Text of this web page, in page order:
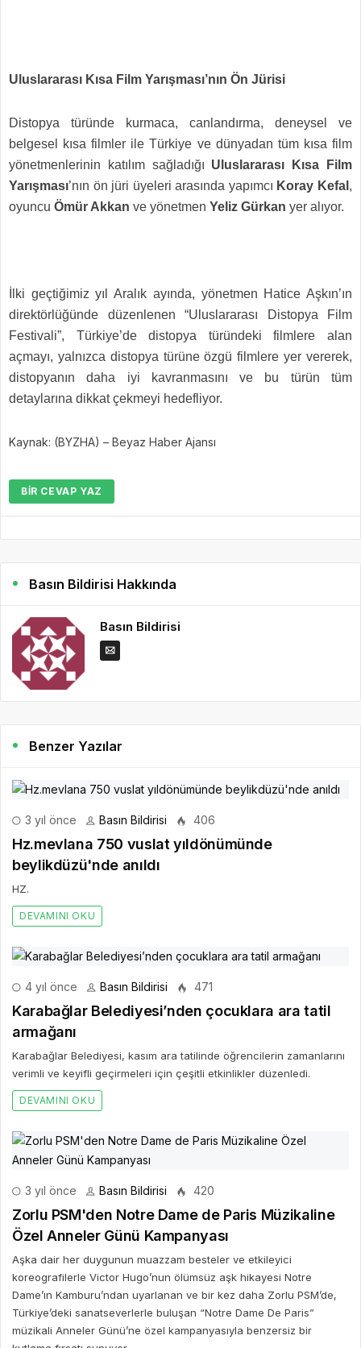
Uluslararası Kısa Film Yarışması’nın Ön Jürisi
Distopya türünde kurmaca, canlandırma, deneysel ve
belgesel kısa filmler ile Türkiye ve dünyadan tüm kısa film
yönetmenlerinin katılım sağladığı Uluslararası Kısa Film
Yarışması’nın ön jüri üyeleri arasında yapımcı Koray Kefal ,
oyuncu Ömür Akkan ve yönetmen Yeliz Gürkan yer alıyor.
İlki geçtiğimiz yıl Aralık ayında, yönetmen Hatice Aşkın’ın
direktörlüğünde düzenlenen “Uluslararası Distopya Film
Festivali”, Türkiye’de distopya türündeki filmlere alan
açmayı, yalnızca distopya türüne özgü filmlere yer vererek,
distopyanın daha iyi kavranmasını ve bu türün tüm
detaylarına dikkat çekmeyi hedefliyor.
Kaynak: (BYZHA) – Beyaz Haber Ajansı
BIR CEVAP YAZ
Basın Bildirisi Hakkında
Basın Bildirisi
Benzer Yazılar
3 yıl önce Basın Bildirisi 406
Hz.mevlana 750 vuslat yıldönümünde
beylikdüzü'nde anıldı
HZ.
DEVAMINI OKU
4 yıl önce Basın Bildirisi 471
Karabağlar Belediyesi’nden çocuklara ara tatil
armağanı
Karabağlar Belediyesi, kasım ara tatilinde öğrencilerin zamanlarını
verimli ve keyifli geçirmeleri için çeşitli etkinlikler düzenledi.
DEVAMINI OKU
3 yıl önce Basın Bildirisi 420
Zorlu PSM'den Notre Dame de Paris Müzikaline
Özel Anneler Günü Kampanyası
Aşka dair her duygunun muazzam besteler ve etkileyici
koreografilerle Victor Hugo’nun ölümsüz aşk hikayesi Notre
Dame’ın Kamburu’ndan uyarlanan ve bir kez daha Zorlu PSM’de,
Türkiye’deki sanatseverlerle buluşan “Notre Dame De Paris”
müzikali Anneler Günü’ne özel kampanyasıyla benzersiz bir